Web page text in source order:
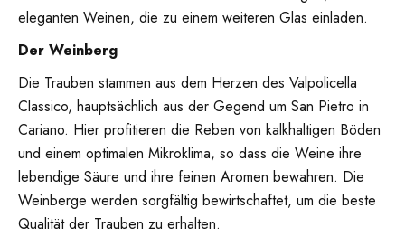
eleganten Weinen, die zu einem weiteren Glas einladen.
Der Weinberg
Die Trauben stammen aus dem Herzen des Valpolicella
Classico, hauptsächlich aus der Gegend um San Pietro in
Cariano. Hier profitieren die Reben von kalkhaltigen Böden
und einem optimalen Mikroklima, so dass die Weine ihre
lebendige Säure und ihre feinen Aromen bewahren. Die
Weinberge werden sorgfältig bewirtschaftet, um die beste
Qualität der Trauben zu erhalten.